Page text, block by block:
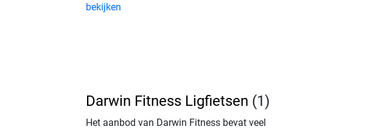
bekijken
Darwin Fitness Ligfietsen (1)
Het aanbod van Darwin Fitness bevat veel